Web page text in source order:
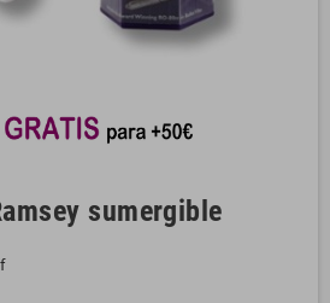
sumergible